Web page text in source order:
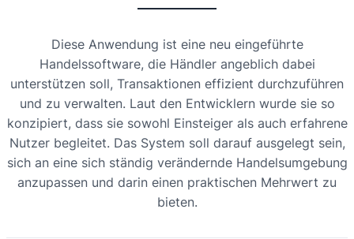
Diese Anwendung ist eine neu eingeführte
Handelssoftware, die Händler angeblich dabei
unterstützen soll, Transaktionen effizient durchzuführen
und zu verwalten. Laut den Entwicklern wurde sie so
konzipiert, dass sie sowohl Einsteiger als auch erfahrene
Nutzer begleitet. Das System soll darauf ausgelegt sein,
sich an eine sich ständig verändernde Handelsumgebung
anzupassen und darin einen praktischen Mehrwert zu
bieten.